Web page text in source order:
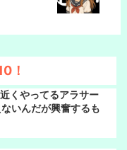
！
くやってるアラサー
いんだが興奮するも